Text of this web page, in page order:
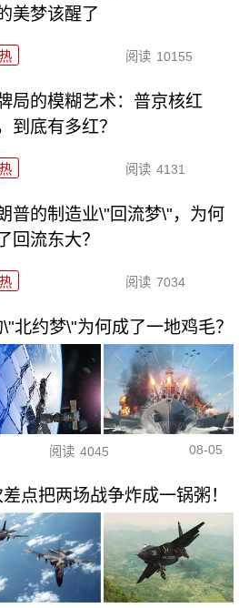
美梦该醒了
阅读 10155
局的模糊艺术：普京核红
到底有多红？
阅读 4131
普的制造业\"回流梦\"，为何
回流东大？
阅读 7034
北约梦\"为何成了一地鸡毛？
阅读 4045 08-05
点把两场战争炸成一锅粥！